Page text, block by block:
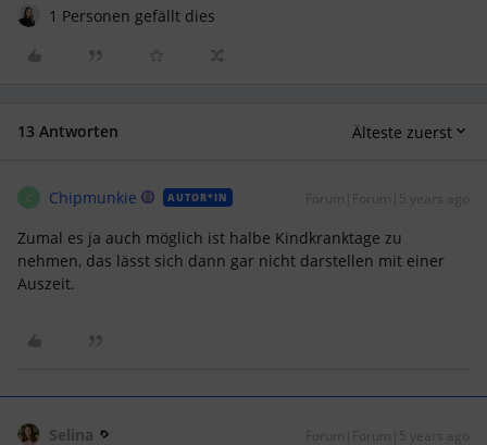
1 Personen gefällt dies
13 Antworten Älteste zuerst
Chipmunkie AUTOR*IN Forum|Forum|5 years ago
Zumal es ja auch möglich ist halbe Kindkranktage zu
nehmen, das lässt sich dann gar nicht darstellen mit einer
Auszeit.
Selina Forum|Forum|5 years ago